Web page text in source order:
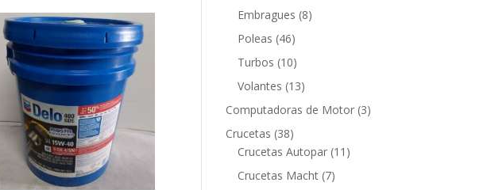
productos
Embragues 88
Poleas 4646
productos
Turbos 1010
productos
Volantes 1313
productos
Computadoras de Motor 33
Crucetas 3838
productos
Crucetas Autopar 11 11
Crucetas Macht 77